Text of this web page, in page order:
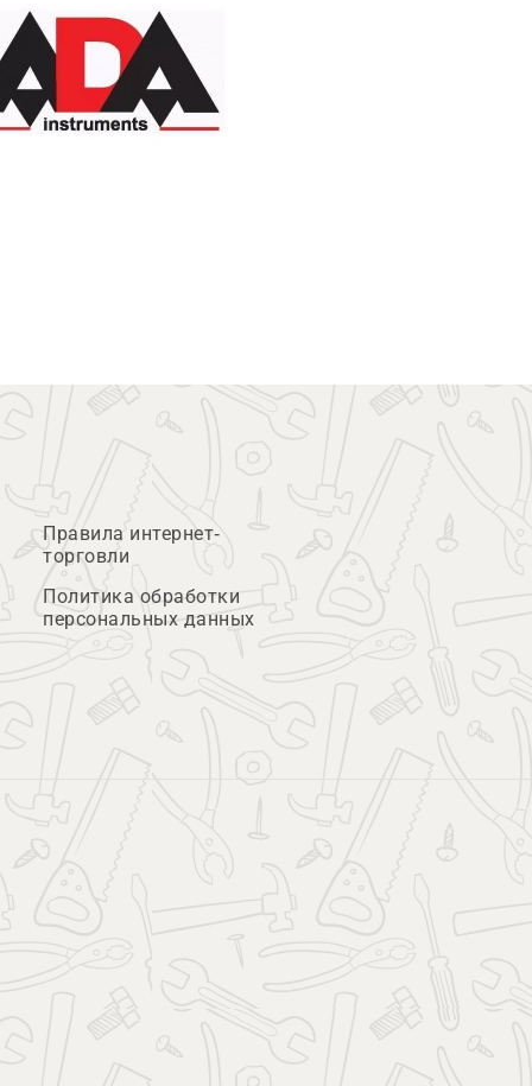
Правила интернет-
торговли
Политика обработки
персональных данных